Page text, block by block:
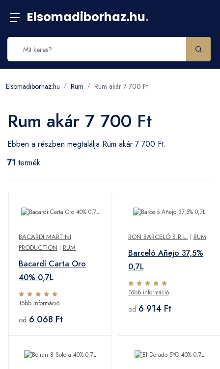
Elsomadiborhaz.hu.
Elsomadiborhaz.hu Rum Rum akár 7 700 Ft
Rum akár 7 700 Ft
Ebben a részben megtalálja Rum akár 7 700 Ft.
71 termék
BACARDI MARTINI
PRODUCTION | RUM
Bacardí Carta Oro
40% 0,7L
Több információ
od 6 068 Ft
RON BARCELÓ S.R.L. | RUM
Barceló Añejo 37,5%
0,7L
Több információ
od 6 914 Ft